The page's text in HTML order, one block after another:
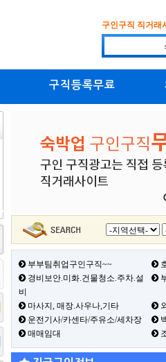
구인구직 직거래
구직등록무료
부부팀취업구인구직~~
경비보안.미화.건물청소.주차.설
비
마사지, 매장.사우나,기타
운전기사/카센타/주유소/세차장
매매임대